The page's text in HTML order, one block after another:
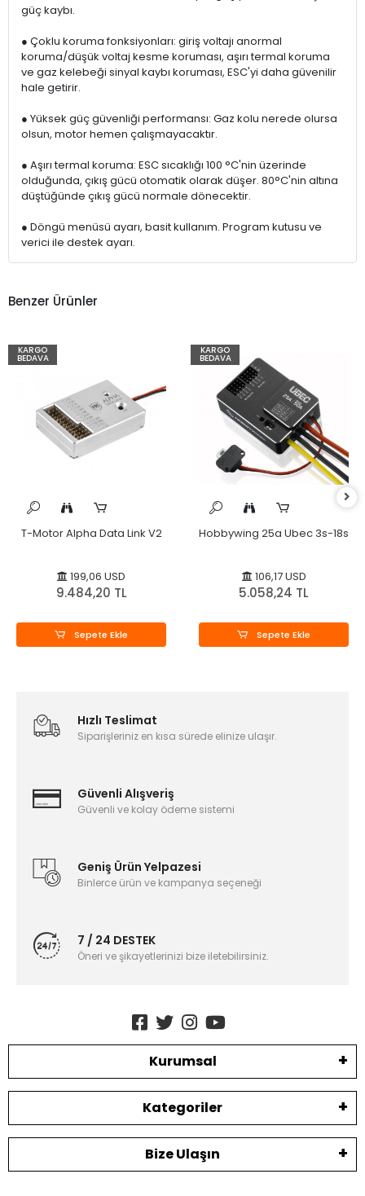
güç kaybı.
● Çoklu koruma fonksiyonları: giriş voltajı anormal
koruma/düşük voltaj kesme koruması, aşırı termal koruma
ve gaz kelebeği sinyal kaybı koruması, ESC'yi daha güvenilir
hale getirir.
● Yüksek güç güvenliği performansı: Gaz kolu nerede olursa
olsun, motor hemen çalışmayacaktır.
● Aşırı termal koruma: ESC sıcaklığı 100 °C'nin üzerinde
olduğunda, çıkış gücü otomatik olarak düşer. 80°C'nin altına
düştüğünde çıkış gücü normale dönecektir.
● Döngü menüsü ayarı, basit kullanım. Program kutusu ve
verici ile destek ayarı.
Benzer Ürünler
KARGO
BEDAVA
T-Motor Alpha Data Link V2
199,06 USD
9.484,20 TL
Sepete Ekle
KARGO
BEDAVA
Hobbywing 25a Ubec 3s-18s
106,17 USD
5.058,24 TL
Sepete Ekle
Hızlı Teslimat
Siparişleriniz en kısa sürede elinize ulaşır.
Güvenli Alışveriş
Güvenli ve kolay ödeme sistemi
Geniş Ürün Yelpazesi
Binlerce ürün ve kampanya seçeneği
7 / 24 DESTEK
Öneri ve şikayetlerinizi bize iletebilirsiniz.
Kurumsal
Kategoriler
Bize Ulaşın